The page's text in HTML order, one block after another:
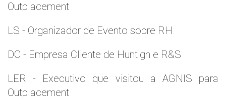
Outplacement
LS - Organizador de Evento sobre RH
DC - Empresa Cliente de Huntign e R&S
LER - Executivo que visitou a AGNIS para
Outplacement